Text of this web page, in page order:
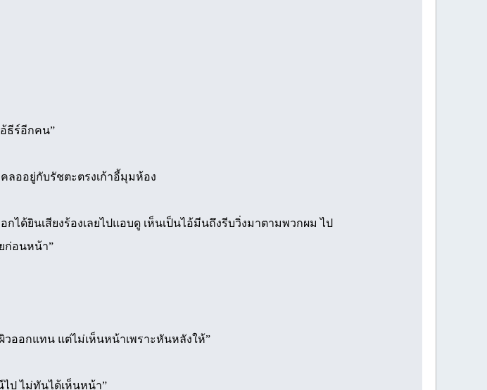
ธีร์อีกคน”
ลออยู่กับรัชตะตรงเก้าอี้มุมห้อง
ด้ยินเสียงร้องเลยไปแอบดู เห็นเป็นไอ้มีนถึงรีบวิ่งมาตามพวกผม ไป
ก่อนหน้า”
ออกแทน แต่ไม่เห็นหน้าเพราะหันหลังให้”
ป ไม่ทันได้เห็นหน้า”